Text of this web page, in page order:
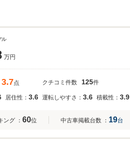
ル
万円
3.7点 クチコミ件数 125件
居住性： 3.6 運転しやすさ： 3.6 積載性： 3.9
ング ： 60位 中古車掲載台数 ： 19台